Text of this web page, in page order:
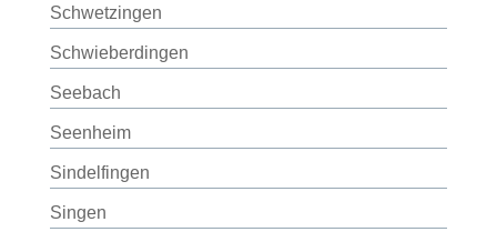
Schwetzingen
Schwieberdingen
Seebach
Seenheim
Sindelfingen
Singen